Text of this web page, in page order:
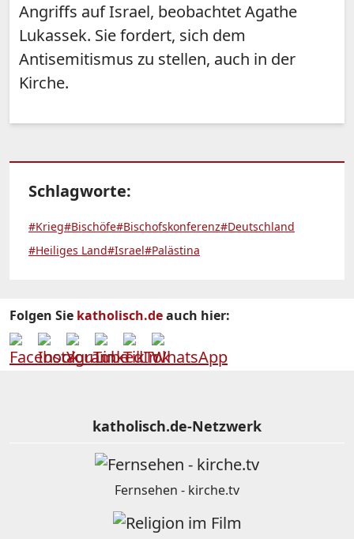
Angriffs auf Israel, beobachtet Agathe
Lukassek. Sie fordert, sich dem
Antisemitismus zu stellen, auch in der
Kirche.
Schlagworte:
#Krieg#Bischöfe#Bischofskonferenz#Deutschland
#Heiliges Land#Israel#Palästina
Folgen Sie katholisch.deauch hier:
katholisch.de-Netzwerk
Fernsehen - kirche.tv